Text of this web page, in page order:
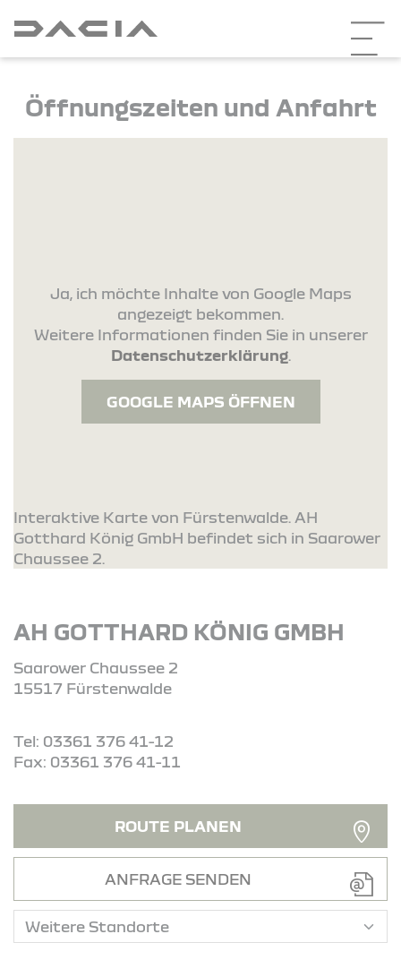
Öffnungszeiten und Anfahrt
Ja, ich möchte Inhalte von Google Maps
angezeigt bekommen.
Weitere Informationen finden Sie in unserer
Datenschutzerklärung.
GOOGLE MAPS ÖFFNEN
Interaktive Karte von Fürstenwalde. AH
Gotthard König GmbH befindet sich in Saarower
Chaussee 2.
AH GOTTHARD KÖNIG GMBH
Saarower Chaussee 2
15517 Fürstenwalde
Tel: 03361 376 41-12
Fax: 03361 376 41-11
ROUTE PLANEN
ANFRAGE SENDEN